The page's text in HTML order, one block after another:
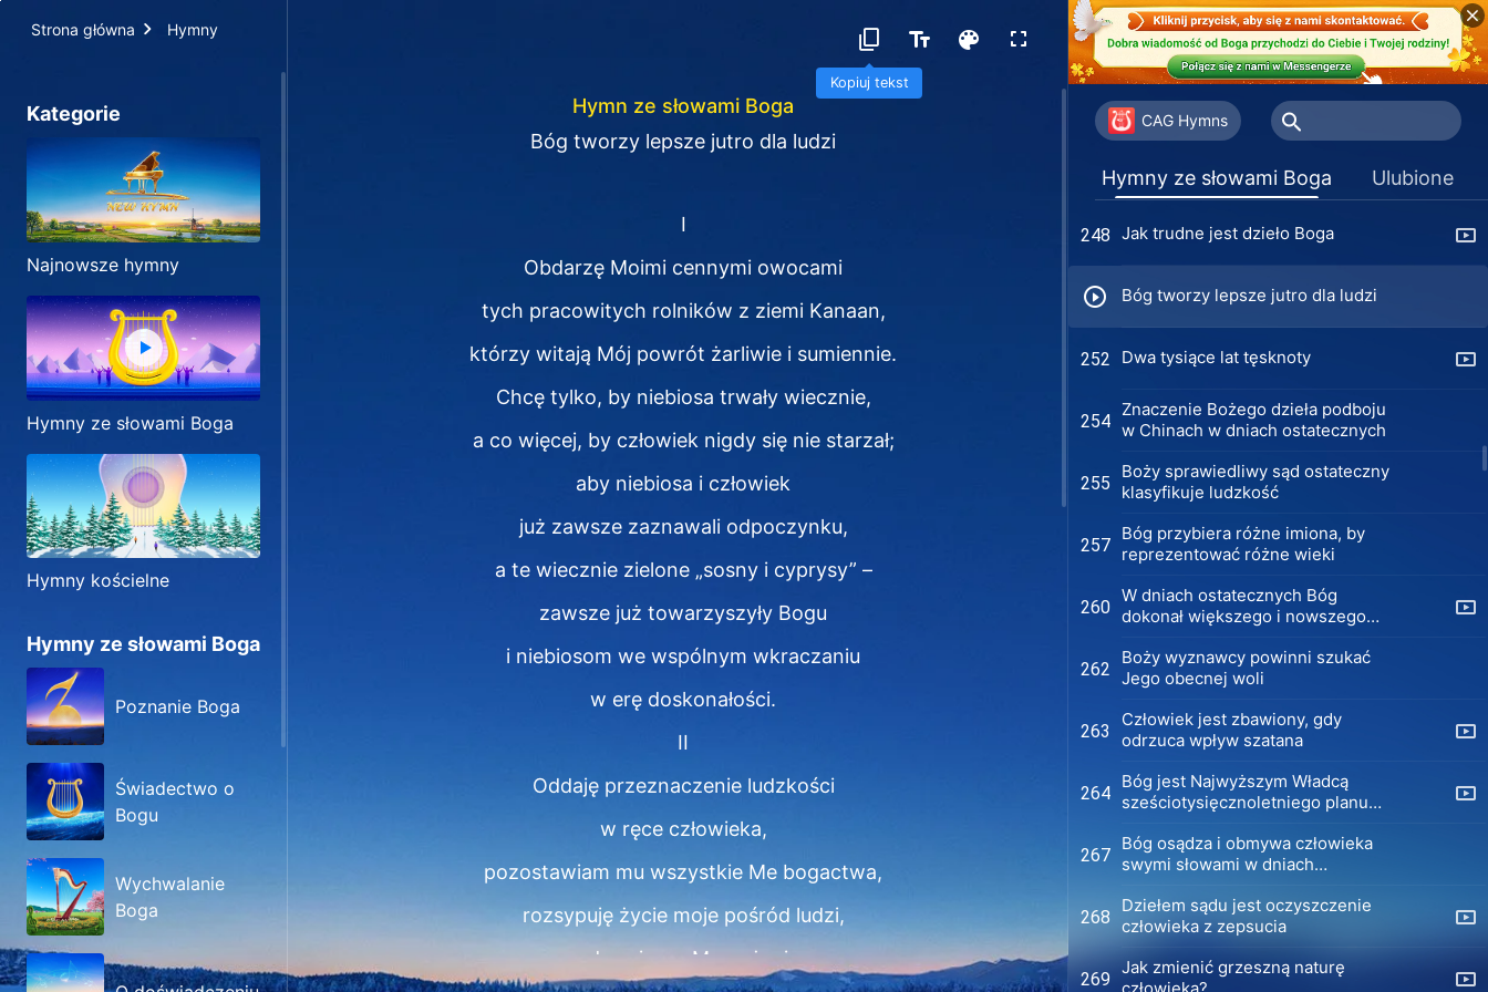
Strona główna Hymny
Kopiuj tekst
Kategorie
Najnowsze hymny
Hymny ze słowami Boga
Hymny kościelne
Hymny ze słowami Boga
Poznanie Boga
Świadectwo o
Bogu
Wychwalanie
Boga
Hymn ze słowami Boga
Bóg tworzy lepsze jutro dla ludzi
I
Obdarzę Moimi cennymi owocami
tych pracowitych rolników z ziemi Kanaan,
którzy witają Mój powrót żarliwie i sumiennie.
Chcę tylko, by niebiosa trwały wiecznie,
a co więcej, by człowiek nigdy się nie starzał;
aby niebiosa i człowiek
już zawsze zaznawali odpoczynku,
a te wiecznie zielone „sosny i cyprysy” –
zawsze już towarzyszyły Bogu
i niebiosom we wspólnym wkraczaniu
w erę doskonałości.
II
Oddaję przeznaczenie ludzkości
w ręce człowieka,
pozostawiam mu wszystkie Me bogactwa,
rozsypuję życie moje pośród ludzi,
sadzę ziarno Mego życia
CAG Hymns
Hymny ze słowami Boga Ulubione
243
Bóg postanowił uczynić tę grupę
ludzi pełną
246 Jedyne Boże pragnienie na ziemi
247 powinni powstać
248 Jak trudne jest dzieło Boga
Bóg tworzy lepsze jutro dla ludzi
252 Dwa tysiące lat tęsknoty
254
Znaczenie Bożego dzieła podboju
w Chinach w dniach ostatecznych
255
Boży sprawiedliwy sąd ostateczny
klasyfikuje ludzkość
257
Bóg przybiera różne imiona, by
reprezentować różne wieki
260
W dniach ostatecznych Bóg
dokonał większego i nowszego
262
Boży wyznawcy powinni szukać
Jego obecnej woli
263
Człowiek jest zbawiony, gdy
odrzuca wpływ szatana
264
Bóg jest Najwyższym Władcą
sześciotysięcznoletniego planu
267
Bóg osądza i obmywa człowieka
swymi słowami w dniach
268
Dziełem sądu jest oczyszczenie
człowieka z zepsucia
269
Jak zmienić grzeszną naturę